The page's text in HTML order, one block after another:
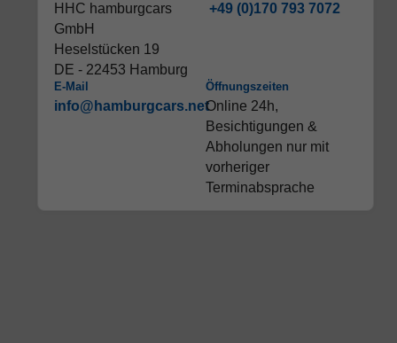
HHC hamburgcars
GmbH
Heselstücken 19
DE - 22453 Hamburg
+49 (0)170 793 7072
E-Mail
info@hamburgcars.net
Öffnungszeiten
Online 24h,
Besichtigungen &
Abholungen nur mit
vorheriger
Terminabsprache